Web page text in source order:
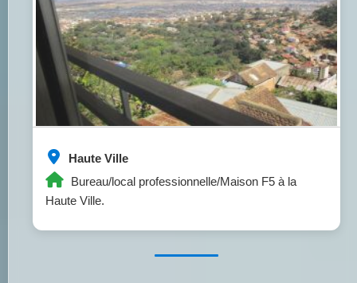
Haute Ville
Bureau/local professionnelle/Maison F5 à la
Haute Ville.